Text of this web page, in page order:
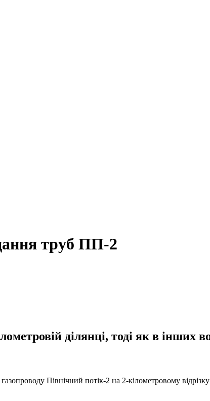
труб ПП-2
ділянці, тоді як в інших
Північний потік-2 на 2-кілометровому